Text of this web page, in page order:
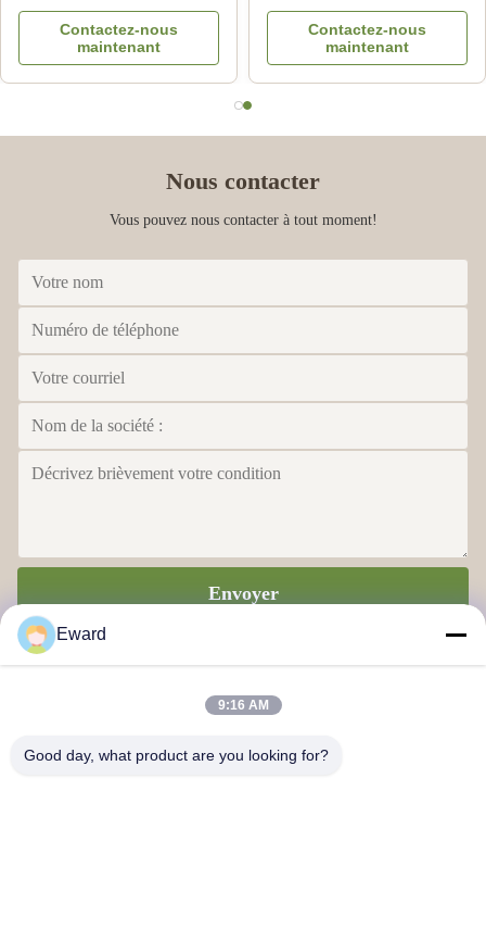
de transmission
Isuzu DMAX/MUX
Contactez-nous
maintenant
97365516-DC
Amplificateur de frein
pour Isuzu DMAX 03-06
Contactez-nous
maintenant
Nous contacter
Vous pouvez nous contacter à tout moment!
Envoyer
Eward
9:16 AM
Good day, what product are you looking for?